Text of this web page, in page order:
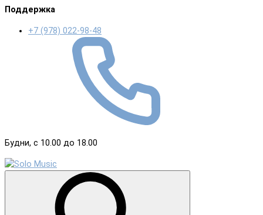
Поддержка
+7 (978) 022-98-48
Будни, с 10.00 до 18.00